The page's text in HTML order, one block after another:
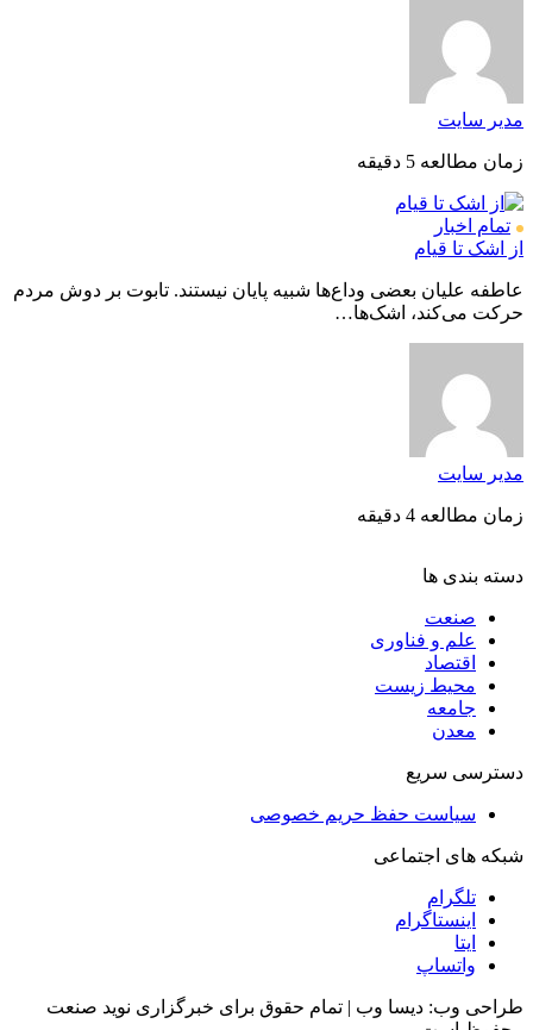
مدیر سایت
زمان مطالعه 5 دقیقه
تمام اخبار
از اشک تا قیام
عاطفه علیان بعضی وداع‌ها شبیه پایان نیستند. تابوت بر دوش مردم
حرکت می‌کند، اشک‌ها…
مدیر سایت
زمان مطالعه 4 دقیقه
دسته بندی ها
صنعت
علم و فناوری
اقتصاد
محیط زیست
جامعه
معدن
دسترسی سریع
سیاست حفظ حریم خصوصی
شبکه های اجتماعی
تلگرام
اینستاگرام
ایتا
واتساپ
طراحی وب: دیسا وب | تمام حقوق برای خبرگزاری نوید صنعت